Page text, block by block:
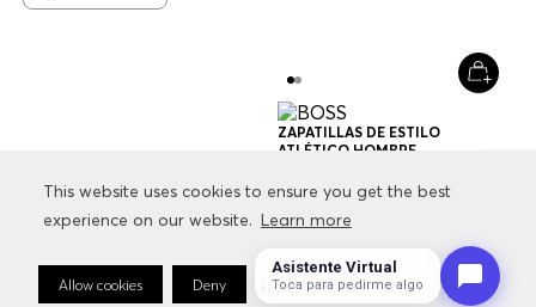
This website uses cookies to ensure you get the best
experience on our website. Learn more
Allow cookies Deny Cookie Preferences
This website uses cookies to ensure you get the best
experience on our website. Learn more
Allow cookies Deny Cookie Preferences
ZAPATILLAS DE ESTILO
ATLÉTICO HOMBRE
+1
Asistente Virtual
Toca para pedirme algo